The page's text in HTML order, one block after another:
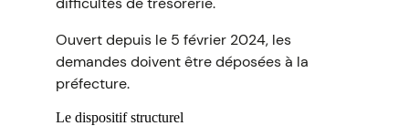
Ouvert depuis le 5 février 2024, les
demandes doivent être déposées à la
préfecture.
Le dispositif structurel